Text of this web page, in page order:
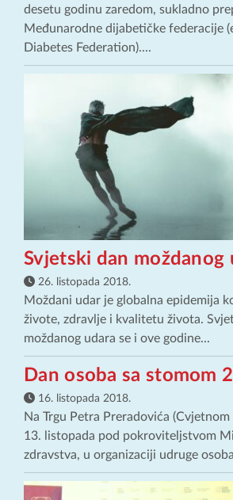
desetu godinu zaredom, sukladno
Međunarodne dijabetičke federacije
Diabetes Federation)....
Svjetski dan moždanog
26. listopada 2018.
Moždani udar je globalna epidemija
živote, zdravlje i kvalitetu života.
moždanog udara se i ove godine...
Dan osoba sa stomom
16. listopada 2018.
Na Trgu Petra Preradovića
13. listopada pod pokroviteljstvom
zdravstva, u organizaciji udruge